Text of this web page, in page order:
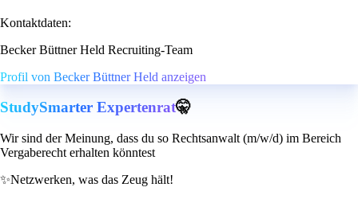
Kontaktdaten:
Becker Büttner Held Recruiting-Team
Profil von Becker Büttner Held anzeigen
StudySmarter Expertenrat🤫
Wir sind der Meinung, dass du so Rechtsanwalt (m/w/d) im Bereich
Vergaberecht erhalten könntest
✨Netzwerken, was das Zeug hält!